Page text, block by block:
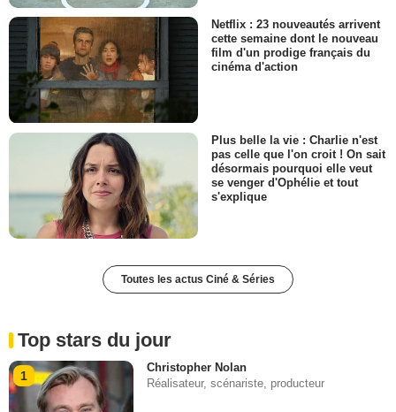
Netflix : 23 nouveautés arrivent
cette semaine dont le nouveau
film d'un prodige français du
cinéma d'action
Plus belle la vie : Charlie n'est
pas celle que l'on croit ! On sait
désormais pourquoi elle veut
se venger d'Ophélie et tout
s'explique
Toutes les actus Ciné & Séries
Top stars du jour
1
Christopher Nolan
Réalisateur, scénariste, producteur